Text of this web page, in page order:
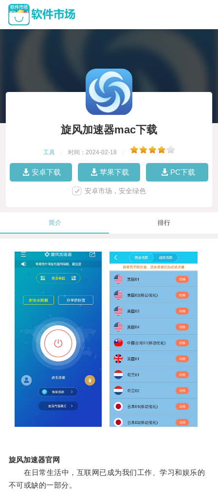
旋风加速器mac下载
工具 时间：2024-02-18
安卓下载 苹果下载 PC下载
安卓市场，安全绿色
简介 排行
旋风加速器官网
在日常生活中，互联网已成为我们工作、学习和娱乐的
不可或缺的一部分。